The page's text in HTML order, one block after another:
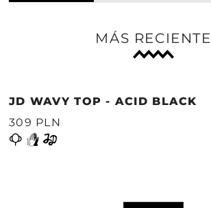
MÁS RECIENTE
JD WAVY TOP - ACID BLACK
309 PLN